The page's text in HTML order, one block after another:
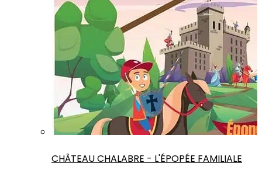
CHÂTEAU CHALABRE - L'ÉPOPÉE FAMILIALE